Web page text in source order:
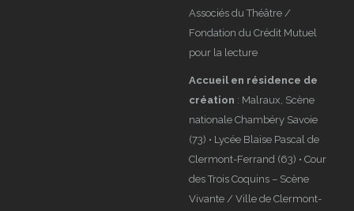
Associés du Théâtre /
Fondation du Crédit Mutuel
pour la lecture
Accueil en résidence de
création : Malraux, Scène
nationale Chambéry Savoie
(73) • Lycée Blaise Pascal de
Clermont-Ferrand (63) • Cour
des Trois Coquins – Scène
Vivante / Ville de Clermont-